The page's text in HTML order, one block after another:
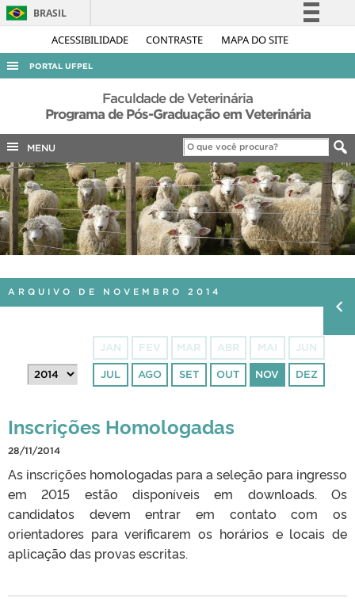
ACESSIBILIDADE CONTRASTE MAPA DO SITE
BRASIL
Simplifique!
Acesso à informação
Legislação
Canais
PORTAL UFPEL
ACESSO À INFORMAÇÃO
AUDITORIA
COBALTO
CONCURSOS
EDITAIS
INTERNACIONAL
OUVIDORIA
TELEFONES
Faculdade de Veterinária
Programa de Pós-Graduação em Veterinária
MENU
ARQUIVO DE NOVEMBRO 2014
JAN FEV MAR ABR MAI JUN
JUL AGO SET OUT NOV DEZ
Inscrições Homologadas
28/11/2014
As inscrições homologadas para a seleção para ingresso
em 2015 estão disponíveis em downloads. Os
candidatos devem entrar em contato com os
orientadores para verificarem os horários e locais de
aplicação das provas escritas.